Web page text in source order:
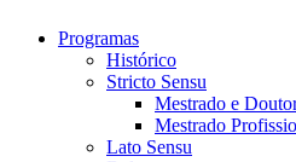
Programas
Histórico
Stricto Sensu
Mestrado e
Mestrado
Lato Sensu